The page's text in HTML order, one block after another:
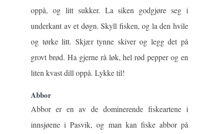
oppå, og litt sukker. La siken godgjøre seg i
underkant av et døgn. Skyll fisken, og la den hvile
og tørke litt. Skjær tynne skiver og legg det på
grovt brød. Ha gjerne rå løk, hel rød pepper og en
liten kvast dill oppå. Lykke til!
Abbor
Abbor er en av de dominerende fiskeartene i
innsjøene i Pasvik, og man kan fiske abbor på